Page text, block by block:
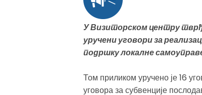
У Визиторском центру
уручени уговори за
подршку локалне
Том приликом уручено је 16
уговора за субвенције